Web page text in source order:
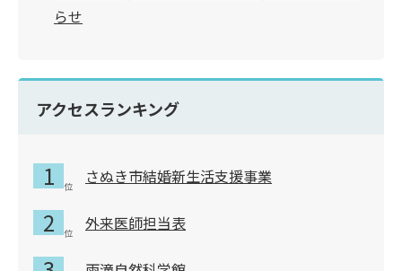
らせ
アクセスランキング
さぬき市結婚新生活支援事業
外来医師担当表